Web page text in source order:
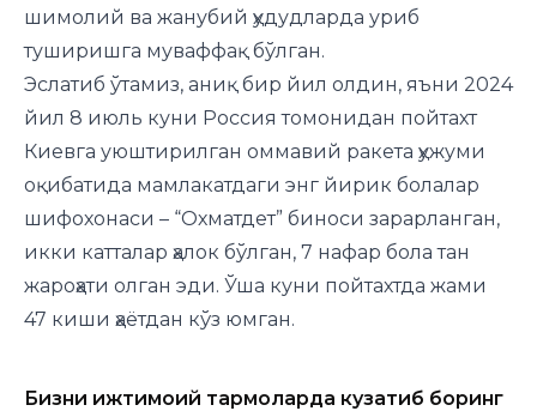
шимолий ва жанубий ҳудудларда уриб
туширишга муваффақ бўлган.
Эслатиб ўтамиз, аниқ бир йил олдин, яъни 2024
йил 8 июль куни Россия томонидан пойтахт
Киевга уюштирилган оммавий ракета ҳужуми
оқибатида мамлакатдаги энг йирик болалар
шифохонаси – “Охматдет” биноси зарарланган,
икки катталар ҳалок бўлган, 7 нафар бола тан
жароҳати олган эди. Ўша куни пойтахтда жами
47 киши ҳаётдан кўз юмган.
Бизни ижтимоий тармоқларда кузатиб боринг